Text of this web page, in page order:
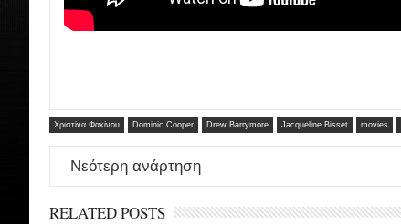
Χριστίνα Φακίνου Dominic Cooper Drew Barrymore Jacqueline Bisset movies
Νεότερη ανάρτηση
RELATED POSTS